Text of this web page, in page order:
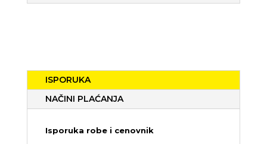
ISPORUKA
NAČINI PLAĆANJA
Isporuka robe i cenovnik